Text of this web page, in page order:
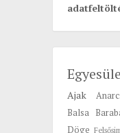
Ajak
Balsa
Döge